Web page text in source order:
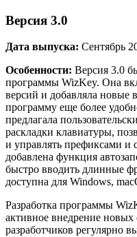
Версия 3.0
Дата выпуска: Сентябрь
Особенности: Версия 3.0
программы WizKey. Она
версий и добавляла новые
программу еще более
предлагала
раскладки клавиатуры,
и управлять префиксами
добавлена функция
быстро вводить длинные
доступна для Windows,
Разработка программы
активное внедрение
разработчиков регулярно